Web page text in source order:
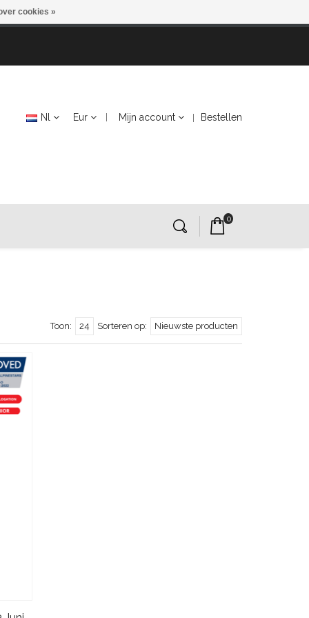
Nl Eur Mijn account Bestellen
0
Sorteren op: Nieuwste producten
Toon: 24
cookies »